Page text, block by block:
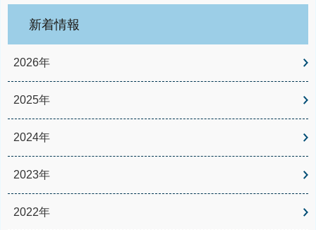
新着情報
2026年
2025年
2024年
2023年
2022年